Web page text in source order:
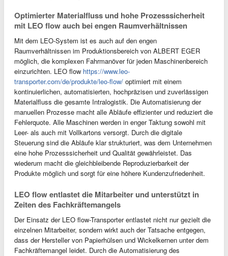
Optimierter Materialfluss und hohe Prozesssicherheit
mit LEO flow auch bei engen Raumverhältnissen
Mit dem LEO-System ist es auch auf den engen
Raumverhältnissen im Produktionsbereich von ALBERT EGER
möglich, die komplexen Fahrmanöver für jeden Maschinenbereich
einzurichten. LEO flow https://www.leo-
transporter.com/de/produkte/leo-flow/ optimiert mit einem
kontinuierlichen, automatisierten, hochpräzisen und zuverlässigen
Materialfluss die gesamte Intralogistik. Die Automatisierung der
manuellen Prozesse macht alle Abläufe effizienter und reduziert die
Fehlerquote. Alle Maschinen werden in enger Taktung sowohl mit
Leer- als auch mit Vollkartons versorgt. Durch die digitale
Steuerung sind die Abläufe klar strukturiert, was dem Unternehmen
eine hohe Prozesssicherheit und Qualität gewährleistet. Das
wiederum macht die gleichbleibende Reproduzierbarkeit der
Produkte möglich und sorgt für eine höhere Kundenzufriedenheit.
LEO flow entlastet die Mitarbeiter und unterstützt in
Zeiten des Fachkräftemangels
Der Einsatz der LEO flow-Transporter entlastet nicht nur gezielt die
einzelnen Mitarbeiter, sondern wirkt auch der Tatsache entgegen,
dass der Hersteller von Papierhülsen und Wickelkernen unter dem
Fachkräftemangel leidet. Durch die Automatisierung des